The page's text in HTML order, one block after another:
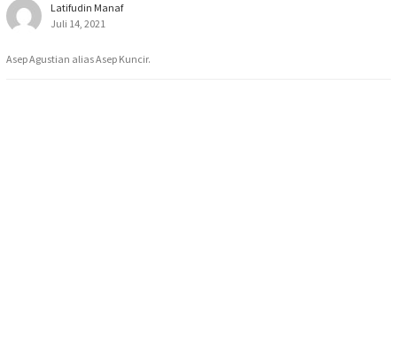
Latifudin Manaf
Juli 14, 2021
Asep Agustian alias Asep Kuncir.